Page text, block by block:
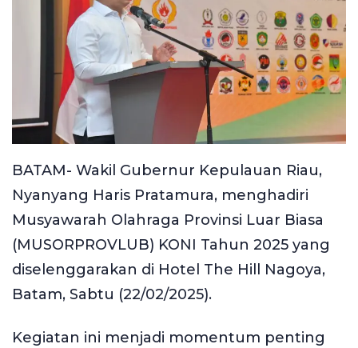
BATAM- Wakil Gubernur Kepulauan Riau,
Nyanyang Haris Pratamura, menghadiri
Musyawarah Olahraga Provinsi Luar Biasa
(MUSORPROVLUB) KONI Tahun 2025 yang
diselenggarakan di Hotel The Hill Nagoya,
Batam, Sabtu (22/02/2025).
Kegiatan ini menjadi momentum penting